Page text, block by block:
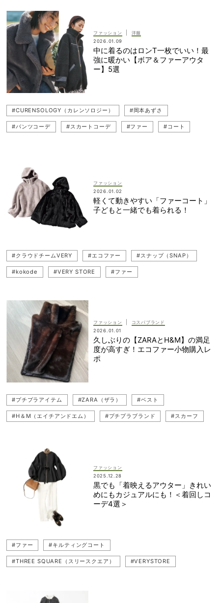
#レイヤードスタイル
#DÉPAREILLÉ（デパリエ） #コート #ファー
#トレンドアウター #アウター #岡本あずさ #白Tシャツ
#LE PHIL（ル フィル）
ファッション
洋服
2026.01.09
中に着るのはロンT一枚でいい！最
強に暖かい【ボア＆ファーアウタ
ー】5選
#CURENSOLOGY（カレンソロジー） #岡本あずさ
#パンツコーデ #スカートコーデ #ファー #コート
#ブルゾン #ボアコート
ファッション
2026.01.02
軽くて動きやすい「ファーコート」
子どもと一緒でも着られる！
#クラウドチームVERY #エコファー #スナップ（SNAP）
#kokode #VERY STORE #ファー
ファッション
コスパブランド
2026.01.01
久しぶりの【ZARAとH&M】の満足
度が高すぎ！エコファー小物購入レ
ポ
#プチプラアイテム #ZARA（ザラ） #ベスト
#H＆M（エイチアンドエム） #プチプラブランド #スカーフ
#タートルネック
#コスパ #コスパ服 #プチプラ
ファッション
2025.12.28
黒でも「着映えるアウター」きれい
めにもカジュアルにも！＜着回しコ
ーデ4選＞
#ファー #キルティングコート
#THREE SQUARE（スリースクエア） #VERYSTORE